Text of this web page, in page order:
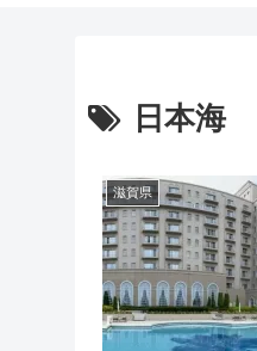
日本海
滋賀県